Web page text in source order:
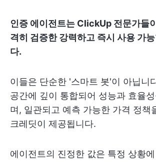
인증 에이전트는 ClickUp 전문가들
격히 검증한 강력하고 즉시 사용 가
다.
이들은 단순한 '스마트 봇'이 아닙니
공간에 깊이 통합되어 성능과 효율
며, 일관되고 예측 가능한 가격 정책
크레딧이 제공됩니다.
에이전트의 진정한 값은 특정 상황